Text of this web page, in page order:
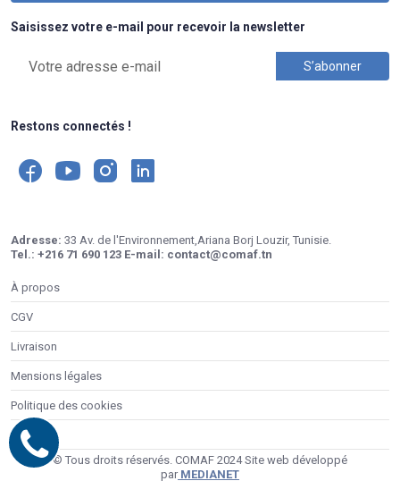
Saisissez votre e-mail pour recevoir la newsletter
Restons connectés !
Adresse: 33 Av. de l'Environnement,Ariana Borj Louzir, Tunisie.
Tel.: +216 71 690 123 E-mail: contact@comaf.tn
À propos
CGV
Livraison
Mensions légales
Politique des cookies
Contacts
© Tous droits réservés. COMAF 2024 Site web développé
parMEDIANET